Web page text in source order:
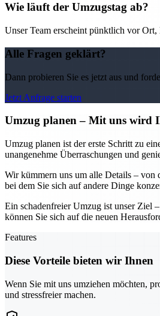
Wie läuft der Umzugstag ab?
Unser Team erscheint pünktlich vor
Alle Fragen geklärt?
Dann probieren Sie es jetzt aus und
Jetzt Anfrage starten
Umzug planen – Mit uns wird
Umzug planen ist der erste Schritt zu
unangenehme Überraschungen und
Wir kümmern uns um alle Details – von
bei dem Sie sich auf andere Dinge
Ein schadenfreier Umzug ist unser Ziel
können Sie sich auf die neuen
Features
Diese Vorteile bieten wir Ihnen
Wenn Sie mit uns umziehen möchten,
und stressfreier machen.